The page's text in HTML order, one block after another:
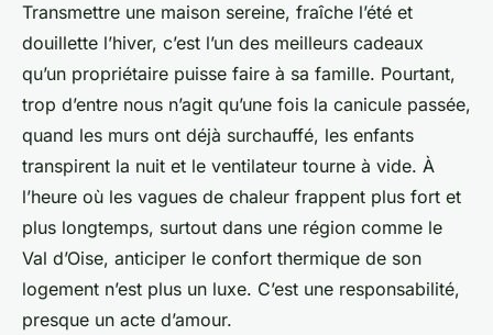
Transmettre une maison sereine, fraîche l’été et
douillette l’hiver, c’est l’un des meilleurs cadeaux
qu’un propriétaire puisse faire à sa famille. Pourtant,
trop d’entre nous n’agit qu’une fois la canicule passée,
quand les murs ont déjà surchauffé, les enfants
transpirent la nuit et le ventilateur tourne à vide. À
l’heure où les vagues de chaleur frappent plus fort et
plus longtemps, surtout dans une région comme le
Val d’Oise, anticiper le confort thermique de son
logement n’est plus un luxe. C’est une responsabilité,
presque un acte d’amour.